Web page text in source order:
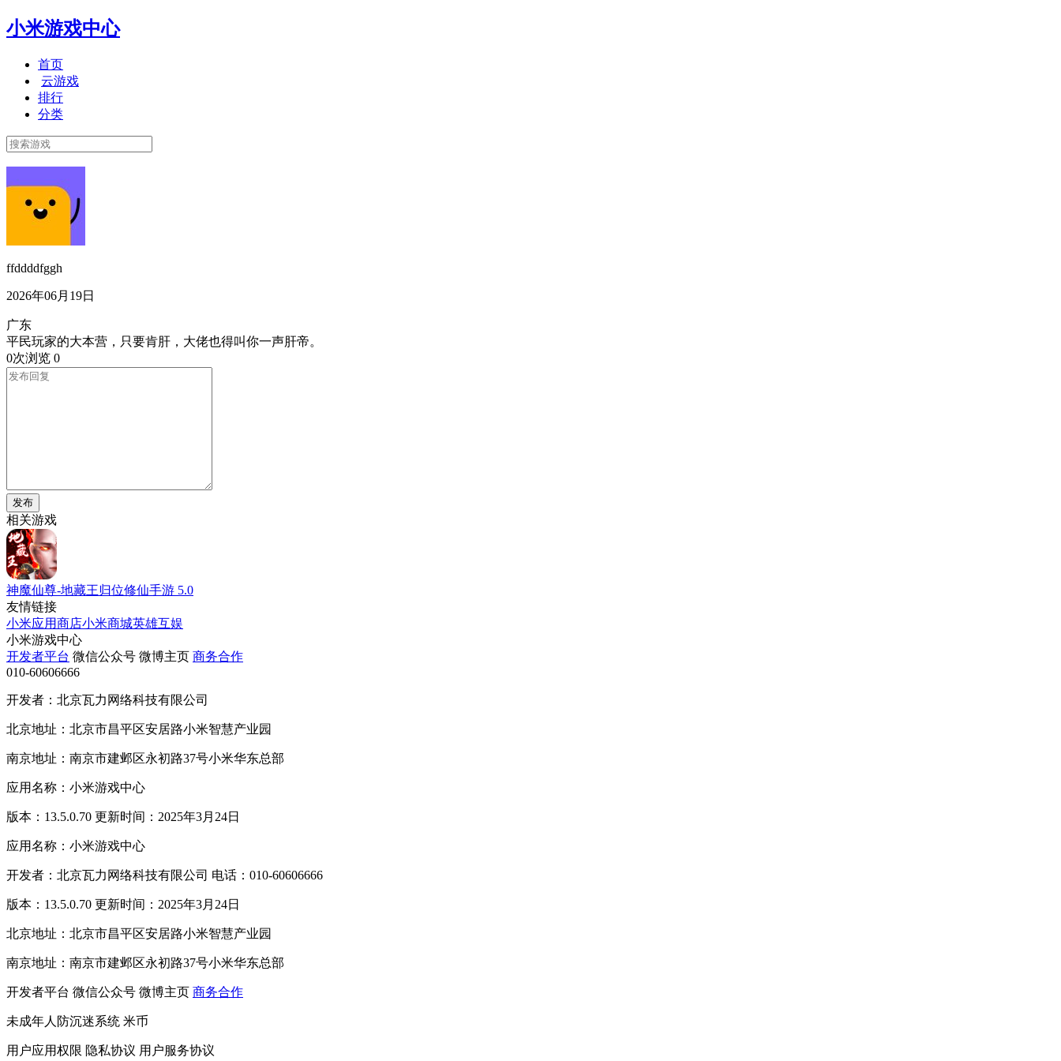
小米游戏中心
首页
云游戏
排行
分类
ffddddfggh
2026年06月19日
广东
平民玩家的大本营，只要肯肝，大佬也得叫你一声肝帝。
0次浏览 0
发布
相关游戏
神魔仙尊-地藏王归位修仙手游 5.0
友情链接
小米应用商店小米商城英雄互娱
小米游戏中心
开发者平台 微信公众号 微博主页 商务合作
010-60606666
开发者：北京瓦力网络科技有限公司
北京地址：北京市昌平区安居路小米智慧产业园
南京地址：南京市建邺区永初路37号小米华东总部
应用名称：小米游戏中心
版本：13.5.0.70 更新时间：2025年3月24日
应用名称：小米游戏中心
开发者：北京瓦力网络科技有限公司 电话：010-60606666
版本：13.5.0.70 更新时间：2025年3月24日
北京地址：北京市昌平区安居路小米智慧产业园
南京地址：南京市建邺区永初路37号小米华东总部
开发者平台 微信公众号 微博主页 商务合作
未成年人防沉迷系统 米币
用户应用权限 隐私协议 用户服务协议